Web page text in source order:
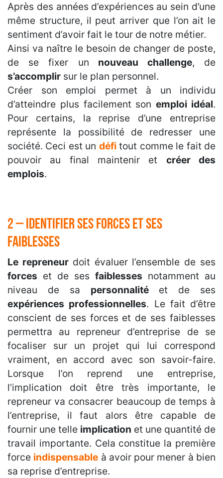
Après des années d’expériences au sein d’une
même structure, il peut arriver que l’on ait le
sentiment d’avoir fait le tour de notre métier.
Ainsi va naître le besoin de changer de poste,
de se fixer un nouveau challenge, de
s’accomplir sur le plan personnel.
Créer son emploi permet à un individu
d’atteindre plus facilement sonemploi idéal.
Pour certains, la reprise d’une entreprise
représente la possibilité de redresser une
société. Ceci est un défi tout comme le fait de
pouvoir au final maintenir et créer des
emplois.
2 – Identifier ses forces et ses
faiblesses
Le repreneur doit évaluer l’ensemble de ses
forces et de ses faiblesses notamment au
niveau de sa personnalitéet de ses
expériences professionnelles. Le fait d’être
conscient de ses forces et de ses faiblesses
permettra au repreneur d’entreprise de se
focaliser sur un projet qui lui correspond
vraiment, en accord avec son savoir-faire.
Lorsque l’on reprend une entreprise,
l’implication doit être très importante, le
repreneur va consacrer beaucoup de temps à
l’entreprise, il faut alors être capable de
fournir une telle implication et une quantité de
travail importante. Cela constitue la première
force indispensable à avoir pour mener à bien
sa reprise d’entreprise.